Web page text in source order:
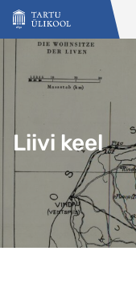
Liigu edasi põhisisu
Liivi keel